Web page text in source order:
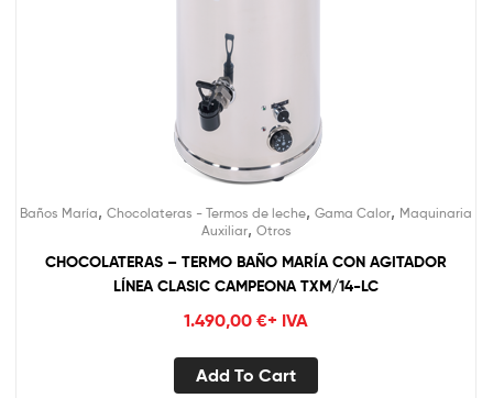
Baños María, Chocolateras - Termos de leche, Gama Calor, Maquinaria
Auxiliar, Otros
CHOCOLATERAS – TERMO BAÑO MARÍA CON AGITADOR
LÍNEA CLASIC CAMPEONA TXM/14-LC
1.490,00 €+ IVA
Add To Cart